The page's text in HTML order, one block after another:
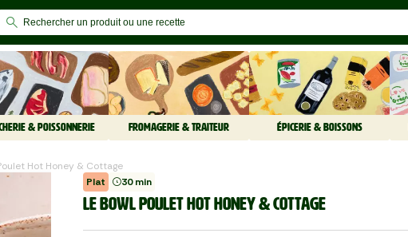
& POISSONNERIE FROMAGERIE & TRAITEUR ÉPICERIE & BOISSONS
Hot Honey & Cottage
Plat
30 min
LE BOWL POULET HOT HONEY & COTTAGE